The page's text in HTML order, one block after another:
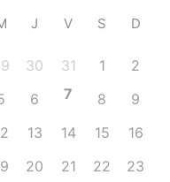
J V S D
30 31 1
2
6 7 8
9
13 14 15
16
20 21 22
23